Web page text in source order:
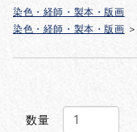
染色・経師・製本・版画
染色・経師・製本・版画 ＞
数量